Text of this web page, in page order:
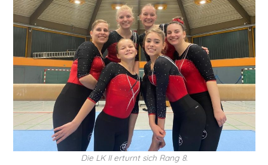
Die LK II erturnt sich Rang 8.